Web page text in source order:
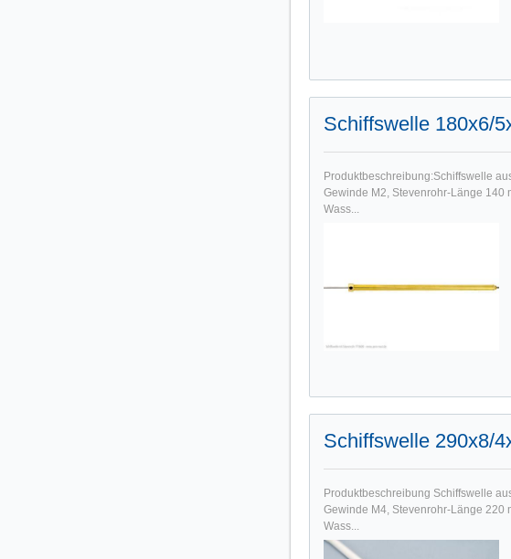
Schiffswelle 180x6/
Produktbeschreibung:Schiffswelle
Gewinde M2, Stevenrohr-Länge 140
Wass...
Schiffswelle 290x8/
Produktbeschreibung Schiffswelle
Gewinde M4, Stevenrohr-Länge 220
Wass...